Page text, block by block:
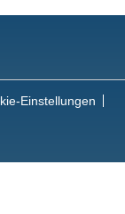
Einstellungen